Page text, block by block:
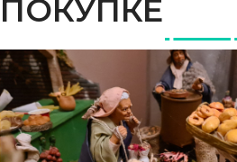
ПОКУПКЕ